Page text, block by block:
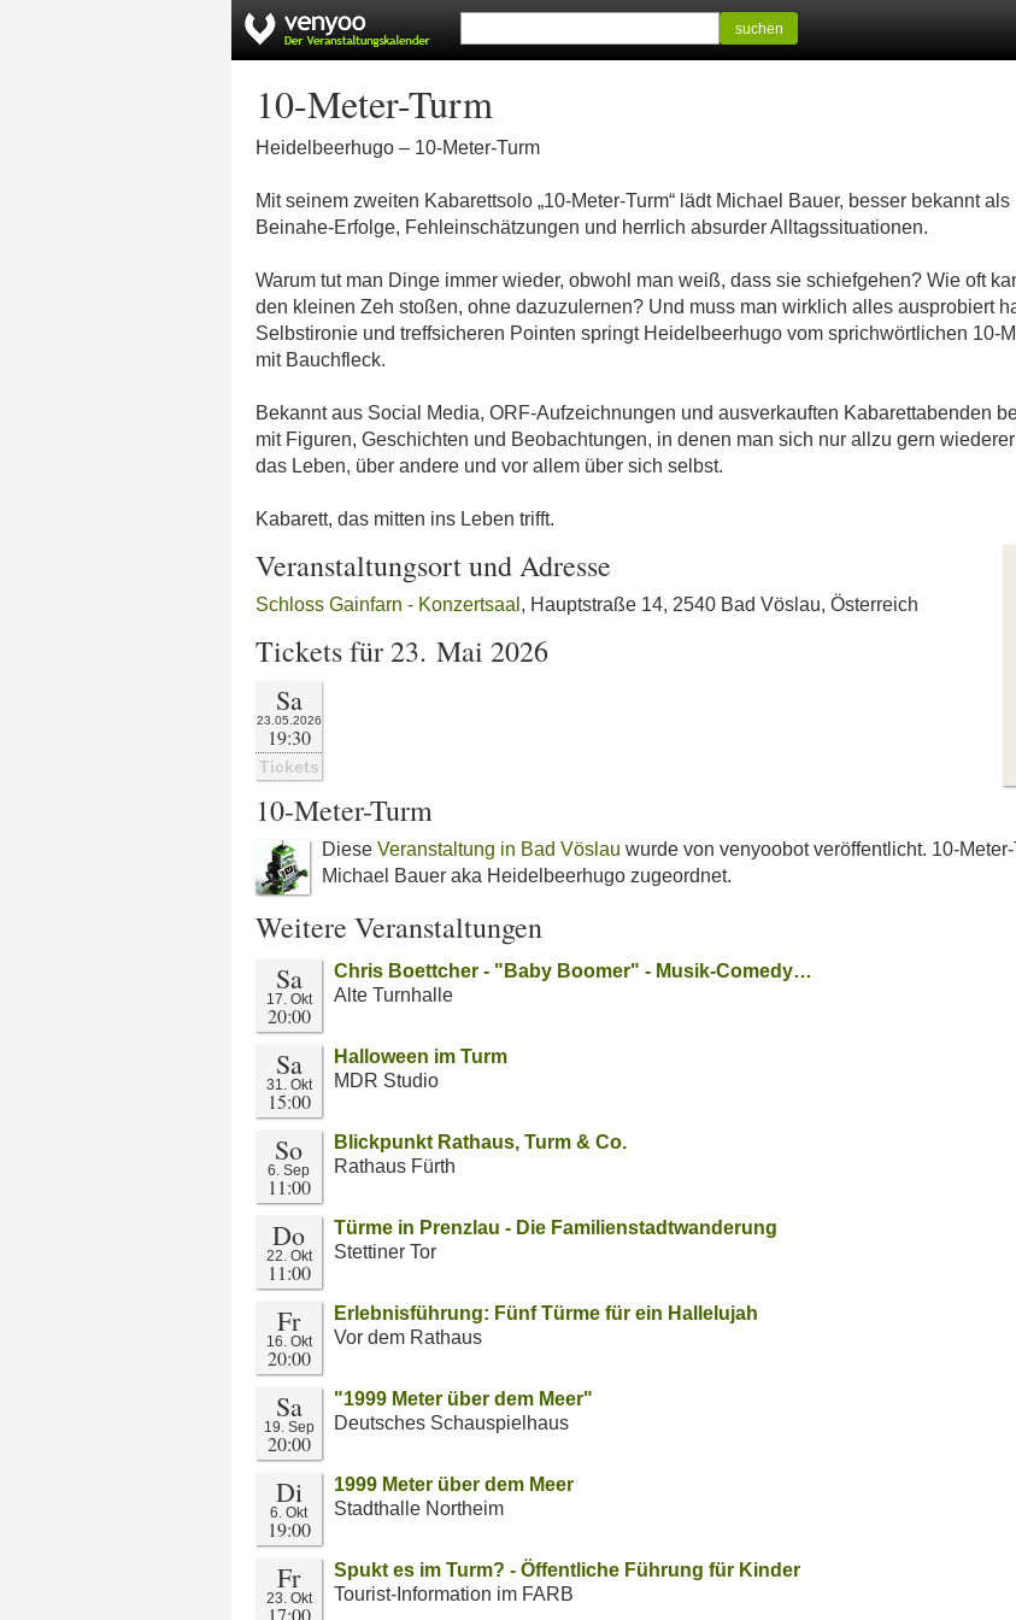
suchen
10-Meter-Turm
Heidelbeerhugo – 10-Meter-Turm
Mit seinem zweiten Kabarettsolo „10-Meter-Turm“ lädt Michael Bauer, besser bekannt
Beinahe-Erfolge, Fehleinschätzungen und herrlich absurder Alltagssituationen.
Warum tut man Dinge immer wieder, obwohl man weiß, dass sie schiefgehen? Wie oft
den kleinen Zeh stoßen, ohne dazuzulernen? Und muss man wirklich alles ausprobiert
Selbstironie und treffsicheren Pointen springt Heidelbeerhugo vom sprichwörtlichen 10-
mit Bauchfleck.
Bekannt aus Social Media, ORF-Aufzeichnungen und ausverkauften Kabarettabenden
mit Figuren, Geschichten und Beobachtungen, in denen man sich nur allzu gern
das Leben, über andere und vor allem über sich selbst.
Kabarett, das mitten ins Leben trifft.
Veranstaltungsort und Adresse
Schloss Gainfarn - Konzertsaal , Hauptstraße 14, 2540 Bad Vöslau, Österreich
Tickets für 23. Mai 2026
Sa
23.05.2026
19:30
Tickets
10-Meter-Turm
Diese Veranstaltung in Bad Vöslau wurde von venyoobot veröffentlicht. 10-
Michael Bauer aka Heidelbeerhugo zugeordnet.
Weitere Veranstaltungen
Sa
17. Okt
20:00
Chris Boettcher - "Baby Boomer" - Musik-Comedy…
Alte Turnhalle
Sa
31. Okt
15:00
Halloween im Turm
MDR Studio
So
6. Sep
11:00
Blickpunkt Rathaus, Turm & Co.
Rathaus Fürth
Do
22. Okt
11:00
Türme in Prenzlau - Die Familienstadtwanderung
Stettiner Tor
Fr
16. Okt
20:00
Erlebnisführung: Fünf Türme für ein Hallelujah
Vor dem Rathaus
Sa
19. Sep
20:00
"1999 Meter über dem Meer"
Deutsches Schauspielhaus
Di
6. Okt
19:00
1999 Meter über dem Meer
Stadthalle Northeim
Fr
23. Okt
17:00
Spukt es im Turm? - Öffentliche Führung für Kinder
Tourist-Information im FARB